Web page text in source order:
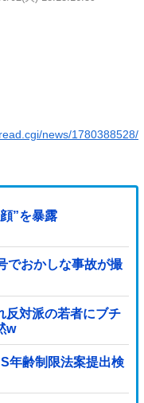
news/1780388528/
”を暴露
でおかしな事故が撮
反対派の若者にブチ
w
年齢制限法案提出検